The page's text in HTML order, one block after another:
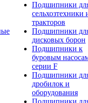
Подшипники
сельхозтехники
тракторов
Подшипники
дисковых борон
Подшипники к
буровым
серии F
Подшипники
дробилок и
оборудования
Подшипники